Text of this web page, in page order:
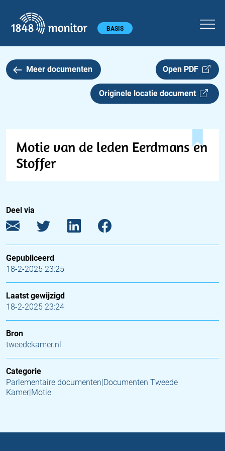
Hoofdmenu BASIS
Meer documenten Open PDF
Originele locatie document
Motie van de leden Eerdmans en
Stoffer
Deel via
Gepubliceerd
18-2-2025 23:25
Laatst gewijzigd
18-2-2025 23:24
Bron
tweedekamer.nl
Categorie
Parlementaire documenten|Documenten Tweede
Kamer|Motie